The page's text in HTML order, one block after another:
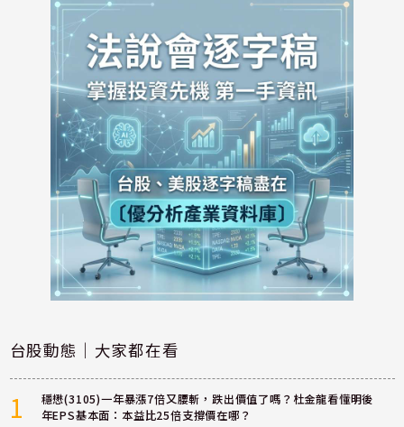
台股動態｜大家都在看
1
穩懋(3105)一年暴漲7倍又腰斬，跌出價值了嗎？杜金龍看懂明後
年EPS基本面：本益比25倍支撐價在哪？